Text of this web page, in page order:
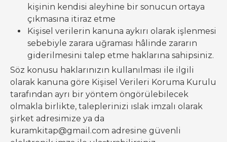
kişinin kendisi aleyhine bir sonucun ortaya
çıkmasına itiraz etme
Kişisel verilerin kanuna aykırı olarak işlenmesi
sebebiyle zarara uğraması hâlinde zararın
giderilmesini talep etme haklarına sahipsiniz.
Söz konusu haklarınızın kullanılması ile ilgili
olarak kanuna göre Kişisel Verileri Koruma Kurulu
tarafından ayrı bir yöntem öngörülebilecek
olmakla birlikte, taleplerinizi ıslak imzalı olarak
şirket adresimize ya da
kuramkitap@gmail.com adresine güvenli